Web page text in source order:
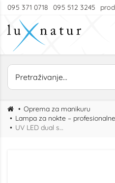
095 371 0718 095 512 3245
Oprema za manikuru
Lampa za nokte –
UV LED dual sun lampa 48w usb